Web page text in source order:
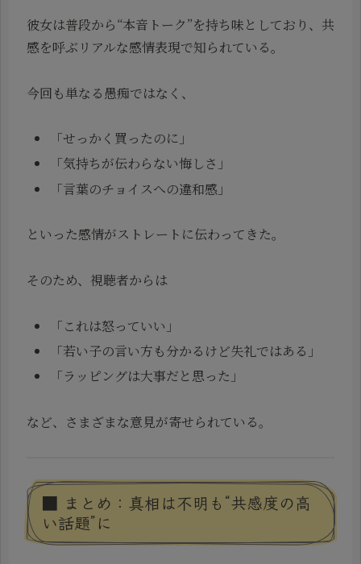
彼女は普段から“本音トーク”を持ち味としており、共
感を呼ぶリアルな感情表現で知られている。
今回も単なる愚痴ではなく、
「せっかく買ったのに」
「気持ちが伝わらない悔しさ」
「言葉のチョイスへの違和感」
といった感情がストレートに伝わってきた。
そのため、視聴者からは
「これは怒っていい」
「若い子の言い方も分かるけど失礼ではある」
「ラッピングは大事だと思った」
など、さまざまな意見が寄せられている。
■ まとめ：真相は不明も“共感度の高
い話題”に